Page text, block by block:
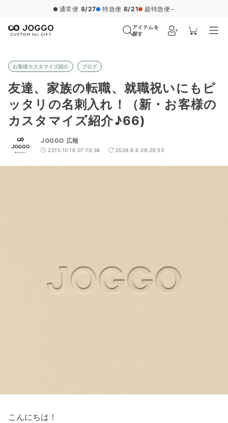
通常便 8/27 特急便 8/21 超特急便 −
アイテムを
探す
お客様カスタマイズ紹介 ブログ
友達、家族の転職、就職祝いにもピ
ッタリの名刺入れ！（新・お客様の
カスタマイズ紹介♪66)
JOGGO 広報
2015.10.16 07:10:38 2026.8.6 09:29:53
こんにちは！